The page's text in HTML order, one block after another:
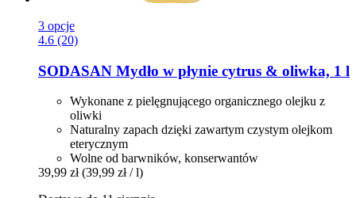
3 opcje
4.6 (20)
SODASAN Mydło w płynie cytrus & oliwka, 1 l
Wykonane z pielęgnującego organicznego olejku z
oliwki
Naturalny zapach dzięki zawartym czystym olejkom
eterycznym
Wolne od barwników, konserwantów
39,99 zł (39,99 zł / l)